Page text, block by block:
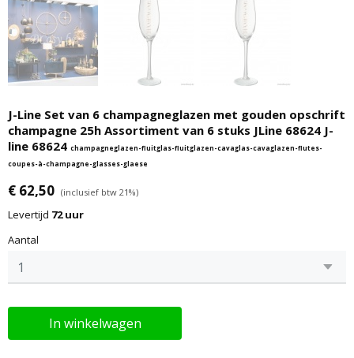
J-Line Set van 6 champagneglazen met gouden opschrift
champagne 25h Assortiment van 6 stuks JLine 68624 J-
line 68624 champagneglazen-fluitglas-fluitglazen-cavaglas-cavaglazen-flutes-
coupes-à-champagne-glasses-glaese
€ 62,50 (inclusief btw 21%)
Levertijd 72 uur
Aantal
In winkelwagen